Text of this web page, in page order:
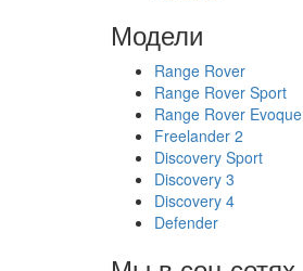
Модели
Range Rover
Range Rover Sport
Range Rover Evoque
Freelander 2
Discovery Sport
Discovery 3
Discovery 4
Defender